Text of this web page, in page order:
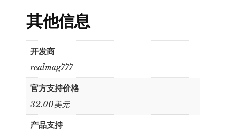
其他信息
开发商
realmag777
官方支持价格
32.00美元
产品支持